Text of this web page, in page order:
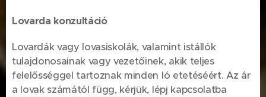
Lovarda konzultáció
Lovardák vagy lovasiskolák, valamint istállók
tulajdonosainak vagy vezetőinek, akik teljes
felelősséggel tartoznak minden ló etetéséért. Az ár
a lovak számától függ, kérjük, lépj kapcsolatba